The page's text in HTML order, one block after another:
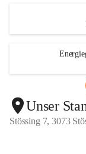
Unser
Stössing 7, 3073